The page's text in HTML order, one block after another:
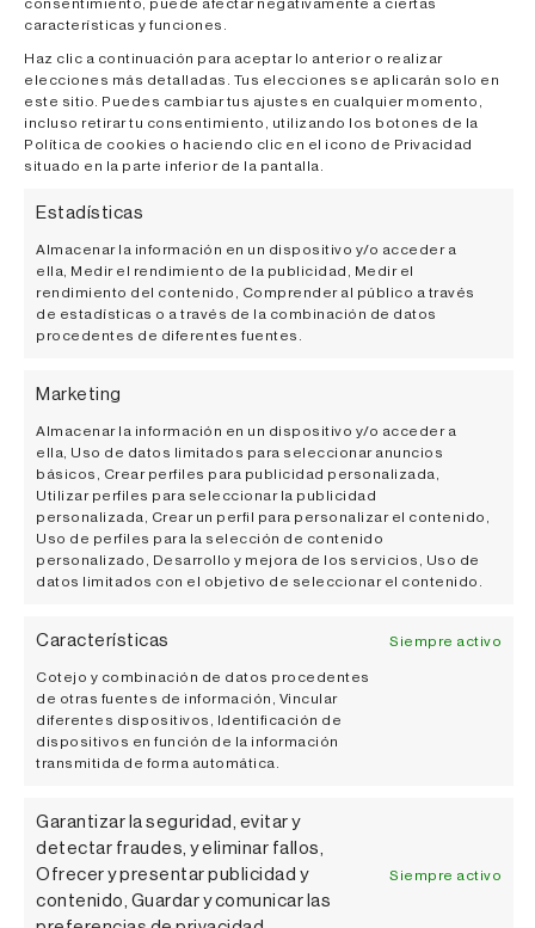
consentimiento, puede afectar negativamente a ciertas
características y funciones.
Haz clic a continuación para aceptar lo anterior o realizar
elecciones más detalladas. Tus elecciones se aplicarán solo en
este sitio. Puedes cambiar tus ajustes en cualquier momento,
incluso retirar tu consentimiento, utilizando los botones de la
Política de cookies o haciendo clic en el icono de Privacidad
situado en la parte inferior de la pantalla.
Estadísticas
Almacenar la información en un dispositivo y/o acceder a
ella, Medir el rendimiento de la publicidad, Medir el
rendimiento del contenido, Comprender al público a través
de estadísticas o a través de la combinación de datos
procedentes de diferentes fuentes.
Marketing
Almacenar la información en un dispositivo y/o acceder a
ella, Uso de datos limitados para seleccionar anuncios
básicos, Crear perfiles para publicidad personalizada,
Utilizar perfiles para seleccionar la publicidad
personalizada, Crear un perfil para personalizar el contenido,
Uso de perfiles para la selección de contenido
personalizado, Desarrollo y mejora de los servicios, Uso de
datos limitados con el objetivo de seleccionar el contenido.
Características Siempre activo
Cotejo y combinación de datos procedentes
de otras fuentes de información, Vincular
diferentes dispositivos, Identificación de
dispositivos en función de la información
transmitida de forma automática.
Garantizar la seguridad, evitar y
detectar fraudes, y eliminar fallos,
Ofrecer y presentar publicidad y
contenido, Guardar y comunicar las
Siempre activo
CARA DE SAN FERMÍN ENTRE VINO,
ARTE Y PAISAJE
Cada mes de julio, Navarra se llena de emoción,
tradición y visitantes llegados de todo el mundo para
ENOTURISMO
OTAZU: LA ESCAPADA PERFECTA DE
SEMANA SANTA EN LA QUE EL VINO
SE FUSIONA CON EL ARTE Y LA
Semana Santa se ha consolidado como uno de los
momentos del año en los que hacer una pausa y salir
de la rutina sin necesidad